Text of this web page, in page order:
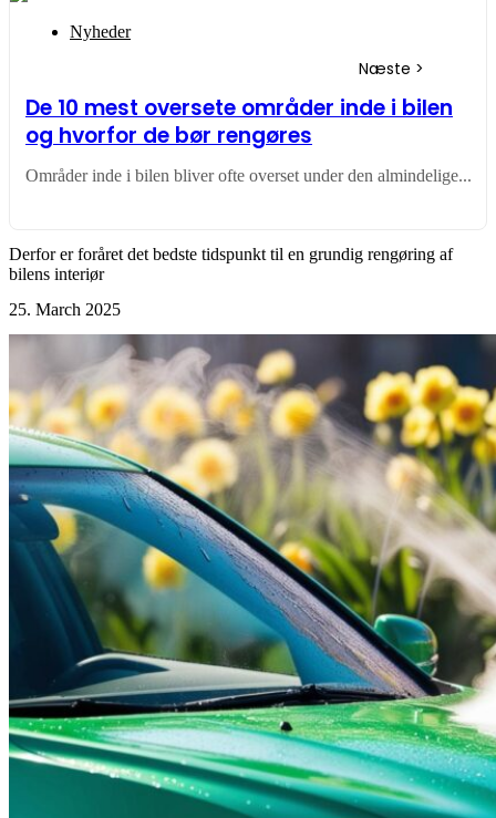
Nyheder
De 10 mest oversete områder inde i bilen
og hvorfor de bør rengøres
Områder inde i bilen bliver ofte overset under den almindelige...
Derfor er foråret det bedste tidspunkt til en grundig rengøring af
bilens interiør
25. March 2025